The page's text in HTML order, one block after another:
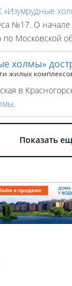
«Изумрудные
№17. О
по Московской
холмы»
жилых
в
.
Показать